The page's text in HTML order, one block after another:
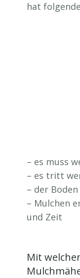
hat
– es muss
– es tritt
– der
– Mulchen
und Zeit
Mit